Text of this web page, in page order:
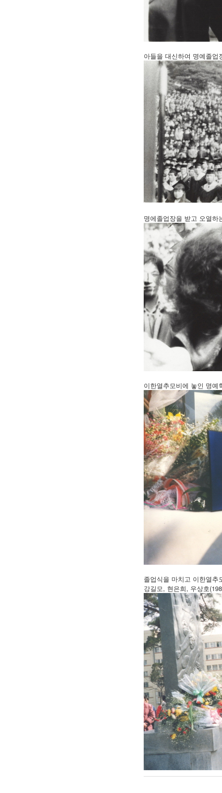
아들을 대신하여 명예졸
명에졸업장을 받고 오열하
이한열추모비에 놓인 명예
졸업식을 마치고 이한열추
강길모, 현은희, 우상호